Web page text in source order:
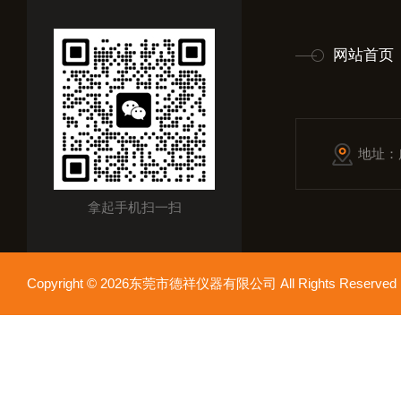
拿起手机扫一扫
网站首页
地址
Copyright © 2026东莞市德祥仪器有限公司 All Rights